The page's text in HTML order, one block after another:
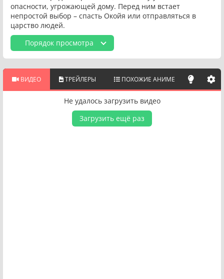
опасности, угрожающей дому. Перед ним встает
непростой выбор – спасть Окойя или отправляться в
царство людей.
Порядок просмотра
ВИДЕО ТРЕЙЛЕРЫ ПОХОЖИЕ АНИМЕ
Не удалось загрузить видео
Загрузить ещё раз